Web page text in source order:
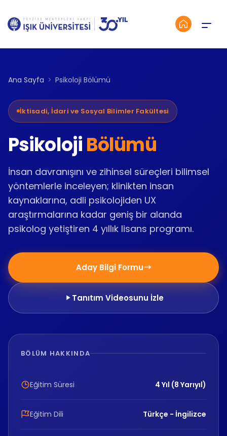
Menü
Ana Sayfa Psikoloji Bölümü
İktisadi, İdari ve Sosyal Bilimler Fakültesi
PsikolojiBölümü
İnsan davranışını ve zihinsel süreçleri bilimsel
yöntemlerle inceleyen; klinikten insan
kaynaklarına, adli psikolojiden UX
araştırmalarına kadar geniş bir alanda
psikolog yetiştiren 4 yıllık lisans programı.
Aday Bilgi Formu
Tanıtım Videosunu İzle
BÖLÜM HAKKINDA
Eğitim Süresi 4 Yıl (8 Yarıyıl)
Eğitim Dili Türkçe - İngilizce